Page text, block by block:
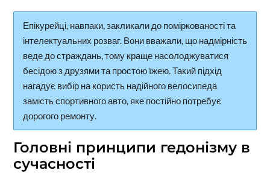
Епікурейці, навпаки, закликали до поміркованості та
інтелектуальних розваг. Вони вважали, що надмірність
веде до страждань, тому краще насолоджуватися
бесідою з друзями та простою їжею. Такий підхід
нагадує вибір на користь надійного велосипеда
замість спортивного авто, яке постійно потребує
дорогого ремонту.
Головні принципи гедонізму в
сучасності